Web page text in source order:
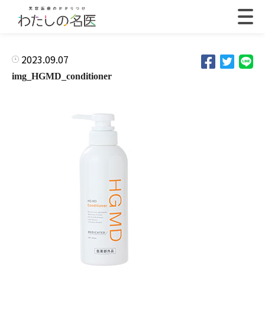
2023.09.07
img_HGMD_conditioner